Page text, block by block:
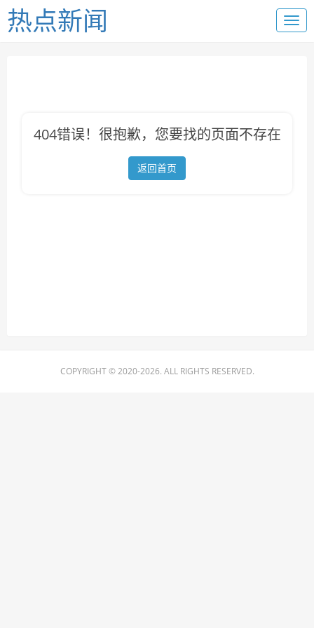
热点新闻
404错误！很抱歉，您要找的页面不存在
返回首页
COPYRIGHT © 2020-2026. ALL RIGHTS RESERVED.